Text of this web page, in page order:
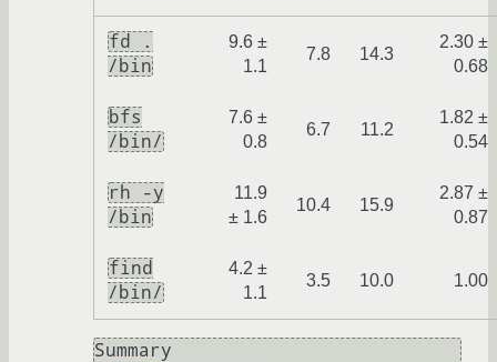
fd .
/bin
9.6 ±
1.1
7.8 14.3
2.30 ±
0.68
bfs
/bin/
7.6 ±
0.8
6.7 11.2
1.82 ±
0.54
rh -y
/bin
11.9
± 1.6
10.4 15.9
2.87 ±
0.87
find
/bin/
4.2 ±
1.1
3.5 10.0 1.00
Summary